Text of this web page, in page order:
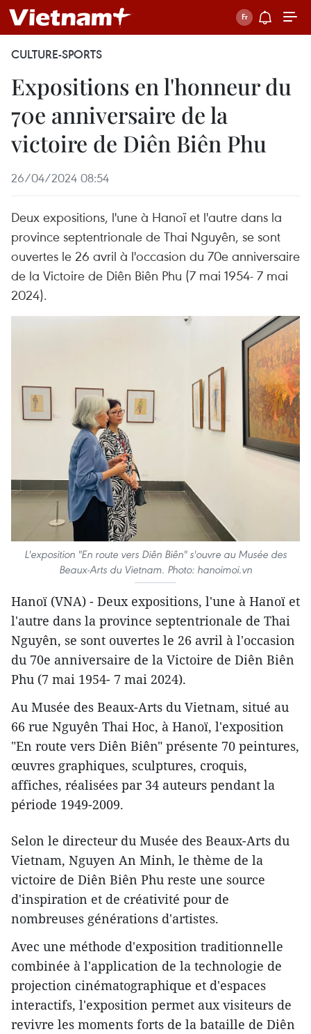
CULTURE-SPORTS
Expositions en l'honneur du
70e anniversaire de la
victoire de Diên Biên Phu
26/04/2024 08:54
Deux expositions, l'une à Hanoï et l'autre dans la
province septentrionale de Thai Nguyên, se sont
ouvertes le 26 avril à l'occasion du 70e anniversaire
de la Victoire de Diên Biên Phu (7 mai 1954- 7 mai
2024).
L'exposition "En route vers Diên Biên" s'ouvre au Musée des
Beaux-Arts du Vietnam. Photo: hanoimoi.vn
Hanoï (VNA) - Deux expositions, l'une à Hanoï et
l'autre dans la province septentrionale de Thai
Nguyên, se sont ouvertes le 26 avril à l'occasion
du 70e anniversaire de la Victoire de Diên Biên
Phu (7 mai 1954- 7 mai 2024).
Au Musée des Beaux-Arts du Vietnam, situé au
66 rue Nguyên Thai Hoc, à Hanoï, l'exposition
"En route vers Diên Biên" présente 70 peintures,
œuvres graphiques, sculptures, croquis,
affiches, réalisées par 34 auteurs pendant la
période 1949-2009.
Selon le directeur du Musée des Beaux-Arts du
Vietnam, Nguyen An Minh, le thème de la
victoire de Diên Biên Phu reste une source
d'inspiration et de créativité pour de
nombreuses générations d'artistes.
Avec une méthode d'exposition traditionnelle
combinée à l'application de la technologie de
projection cinématographique et d'espaces
interactifs, l'exposition permet aux visiteurs de
revivre les moments forts de la bataille de Diên